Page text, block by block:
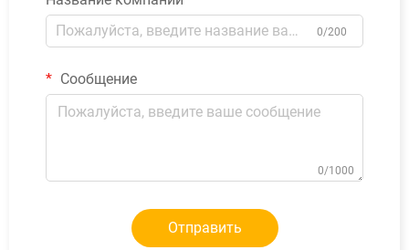
0/200
Сообщение
0/1000
Отправить